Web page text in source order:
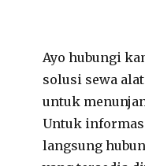
Ayo hubungi
solusi sewa
untuk
Untuk
langsung